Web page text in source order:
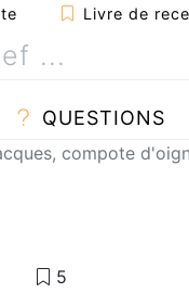
Livre de
QUESTIONS
compote